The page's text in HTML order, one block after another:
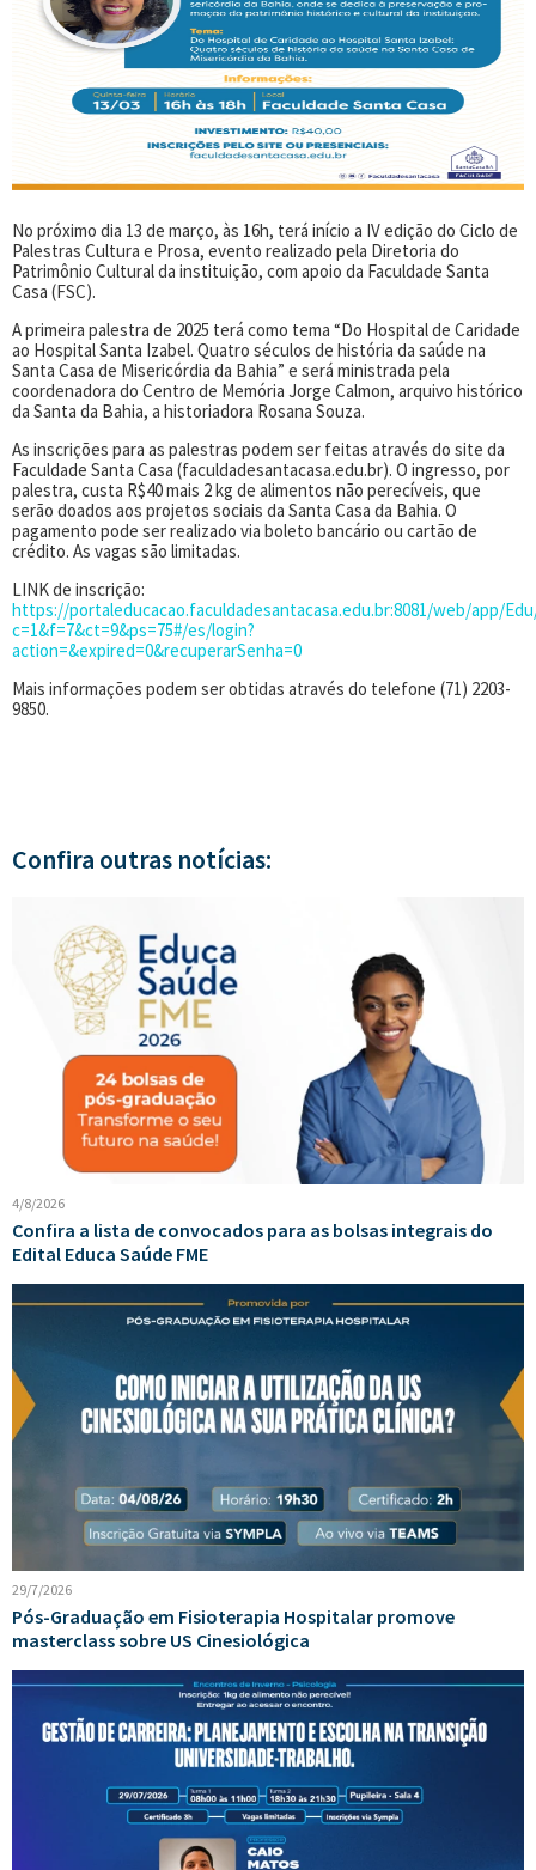
No próximo dia 13 de março, às 16h, terá início a IV edição do Ciclo de
Palestras Cultura e Prosa, evento realizado pela Diretoria do
Patrimônio Cultural da instituição, com apoio da Faculdade Santa
Casa (FSC).
A primeira palestra de 2025 terá como tema “Do Hospital de Caridade
ao Hospital Santa Izabel. Quatro séculos de história da saúde na
Santa Casa de Misericórdia da Bahia” e será ministrada pela
coordenadora do Centro de Memória Jorge Calmon, arquivo histórico
da Santa da Bahia, a historiadora Rosana Souza.
As inscrições para as palestras podem ser feitas através do site da
Faculdade Santa Casa (faculdadesantacasa.edu.br). O ingresso, por
palestra, custa R$40 mais 2 kg de alimentos não perecíveis, que
serão doados aos projetos sociais da Santa Casa da Bahia. O
pagamento pode ser realizado via boleto bancário ou cartão de
crédito. As vagas são limitadas.
LINK de inscrição:
https://portaleducacao.faculdadesantacasa.edu.br:8081/web/app/
c=1&f=7&ct=9&ps=75#/es/login?
action=&expired=0&recuperarSenha=0
Mais informações podem ser obtidas através do telefone (71) 2203-
9850.
Confira outras notícias:
4/8/2026
Confira a lista de convocados para as bolsas integrais do
Edital Educa Saúde FME
29/7/2026
Pós-Graduação em Fisioterapia Hospitalar promove
masterclass sobre US Cinesiológica